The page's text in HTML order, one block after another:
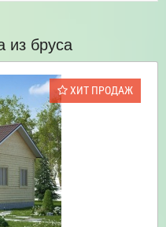
бруса
ХИТ ПРОДАЖ